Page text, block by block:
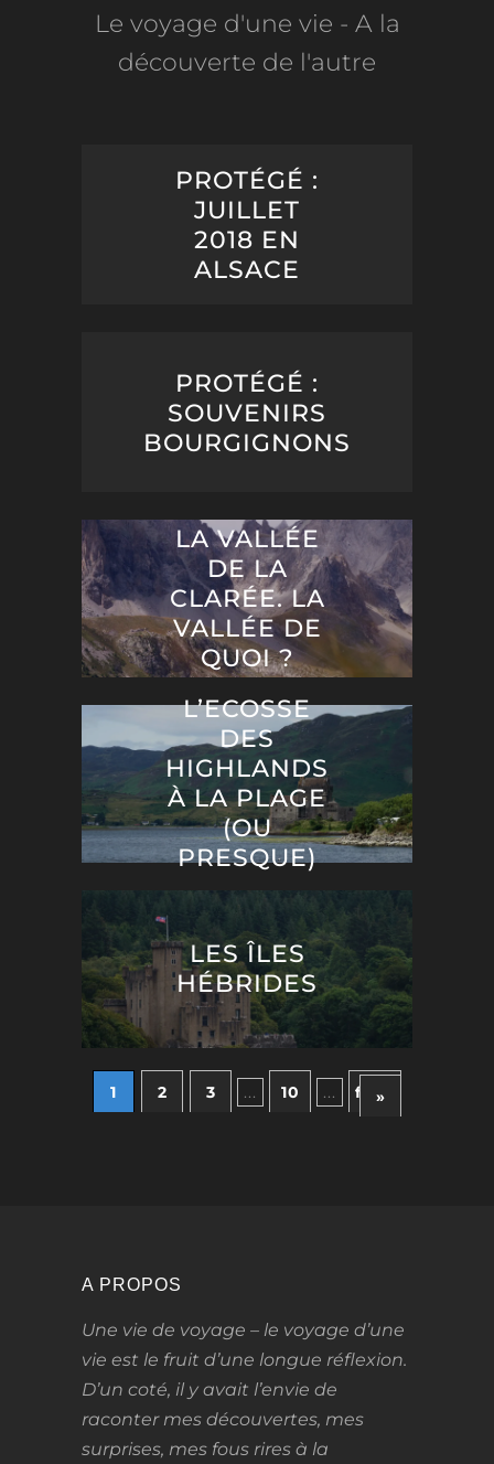
Le voyage d'une vie - A la
découverte de l'autre
PROTÉGÉ :
JUILLET
2018 EN
ALSACE
PROTÉGÉ :
SOUVENIRS
BOURGIGNONS
LA VALLÉE
DE LA
CLARÉE. LA
VALLÉE DE
QUOI ?
L’ECOSSE
DES
HIGHLANDS
À LA PLAGE
(OU
PRESQUE)
LES ÎLES
HÉBRIDES
1 2 3 ... 10 ... »
fin »
A PROPOS
Une vie de voyage – le voyage d’une
vie est le fruit d’une longue réflexion.
D’un coté, il y avait l’envie de
raconter mes découvertes, mes
surprises, mes fous rires à la